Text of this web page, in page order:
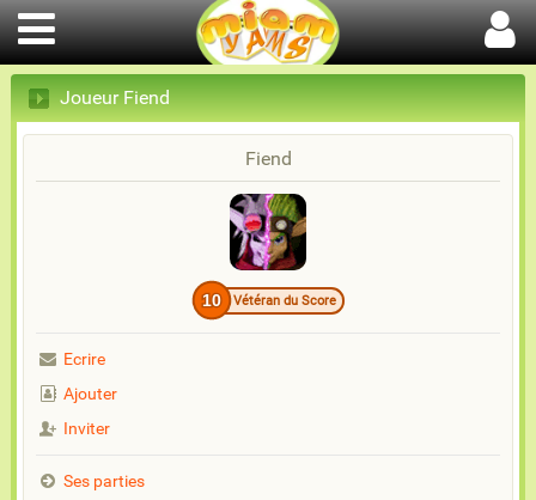
Joueur Fiend
Fiend
10 Vétéran du Score
Ecrire
Ajouter
Inviter
Ses parties